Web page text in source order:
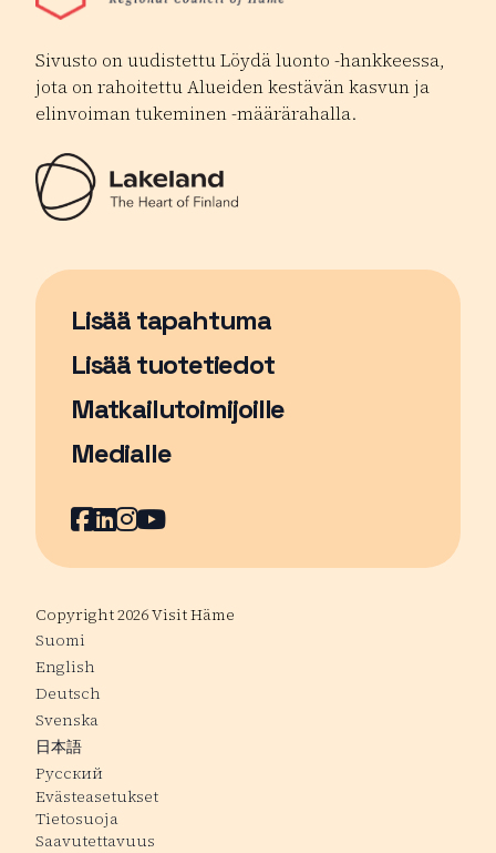
Sivusto on uudistettu Löydä luonto -hankkeessa,
jota on rahoitettu Alueiden kestävän kasvun ja
elinvoiman tukeminen -määrärahalla.
Lisää tapahtuma
Sivu avautuu uudessa ikkunassa
Lisää tuotetiedot
Matkailutoimijoille
Medialle
Facebook
Sivu avautuu uudessa ikkunassa
LinkedIn
Sivu avautuu uudessa ikkunassa
Instagram
Sivu avautuu uudessa
YouTube
Sivu avautuu uudessa
Copyright 2026 Visit Häme
Suomi
English
Deutsch
Svenska
日本語
Русский
Evästeasetukset
Tietosuoja
Saavutettavuus